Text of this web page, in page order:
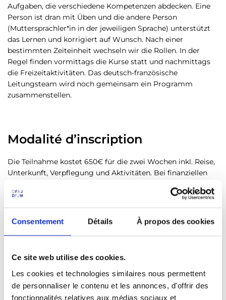
Consentement Détails À propos des cookies
Ce site web utilise des cookies.
Les cookies et technologies similaires nous permettent
de personnaliser le contenu et les annonces, d'offrir des
fonctionnalités relatives aux médias sociaux et
Aufgaben, die verschiedene Kompetenzen abdecken. Eine
Person ist dran mit Üben und die andere Person
(Muttersprachler*in in der jeweiligen Sprache) unterstützt
das Lernen und korrigiert auf Wunsch. Nach einer
bestimmten Zeiteinheit wechseln wir die Rollen. In der
Regel finden vormittags die Kurse statt und nachmittags
die Freizeitaktivitäten. Das deutsch-französische
Leitungsteam wird noch gemeinsam ein Programm
zusammenstellen.
Modalité d’inscription
Die Teilnahme kostet 650€ für die zwei Wochen inkl. Reise,
Unterkunft, Verpflegung und Aktivitäten. Bei finanziellen
werden.
Melde dich jetzt unverbindlich an, um alle Informationen zu
erhalten und anschließend in Ruhe zu entscheiden, ob du
dieses Abenteuer erleben möchtest:
https://framaforms.org/anmeldung-zum-tandem-
sprachkurs-inscription-au-cours-tandem-1765969441
📩 Genaueren Informationen und Anmeldung unter: